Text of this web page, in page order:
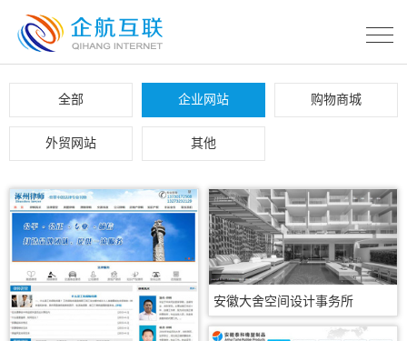
全部 企业网站 购物商城
外贸网站 其他
安徽大舍空间设计事务所